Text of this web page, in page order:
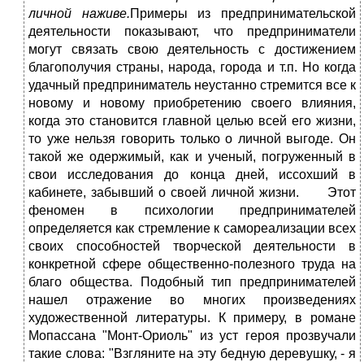
личной наживе.Примеры из предпринимательской
деятельности показывают, что предприниматели
могут связать свою деятельность с достижением
благополучия страны, народа, города и т.п. Но когда
удачный предприниматель неустанно стремится все к
новому и новому приобретению своего влияния,
когда это становится главной целью всей его жизни,
то уже нельзя говорить только о личной выгоде. Он
такой же одержимый, как и ученый, погруженный в
свои исследования до конца дней, иссохший в
кабинете, забывший о своей личной жизни. Этот
феномен в психологии предпринимателей
определяется как стремление к самореализации всех
своих способностей творческой деятельности в
конкретной сфере общественно-полезного труда на
благо общества. Подобный тип предпринимателей
нашел отражение во многих произведениях
художественной литературы. К примеру, в романе
Мопассана "Монт-Ориоль" из уст героя прозвучали
такие слова: "Взгляните на эту бедную деревушку, - я